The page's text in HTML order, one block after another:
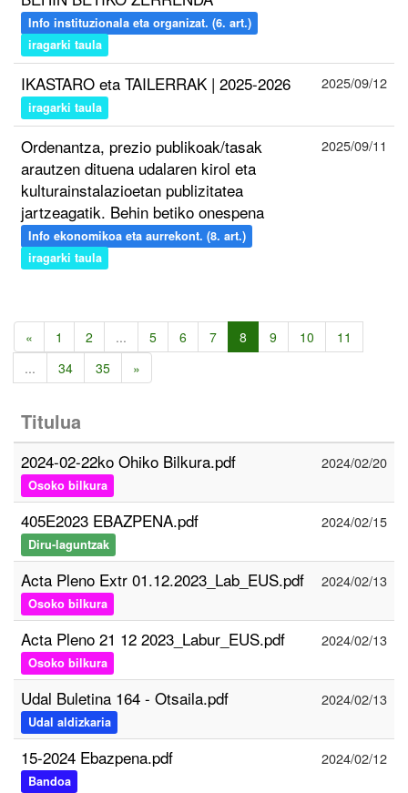
Info instituzionala eta organizat. (6. art.)
iragarki taula
IKASTARO eta TAILERRAK | 2025-2026
iragarki taula
2025/09/12
Ordenantza, prezio publikoak/tasak
arautzen dituena udalaren kirol eta
kulturainstalazioetan publizitatea
jartzeagatik. Behin betiko onespena
Info ekonomikoa eta aurrekont. (8. art.)
iragarki taula
2025/09/11
« 1 2 ... 5 6 7 8 9 10
11
...
34 35 »
Titulua
2024-02-22ko Ohiko Bilkura.pdf
Osoko bilkura
2024/02/20
405E2023 EBAZPENA.pdf
Diru-laguntzak
2024/02/15
Acta Pleno Extr 01.12.2023_Lab_EUS.pdf
Osoko bilkura
2024/02/13
Acta Pleno 21 12 2023_Labur_EUS.pdf
Osoko bilkura
2024/02/13
Udal Buletina 164 - Otsaila.pdf
Udal aldizkaria
2024/02/13
15-2024 Ebazpena.pdf
Bandoa
2024/02/12